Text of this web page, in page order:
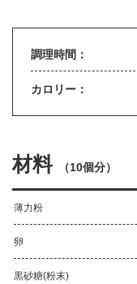
調理時間：
カロリー：
材料 （10個分）
薄力粉
卵
黒砂糖(粉末)